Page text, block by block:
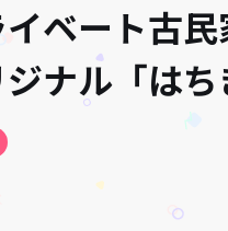
ベート古
ナル「は